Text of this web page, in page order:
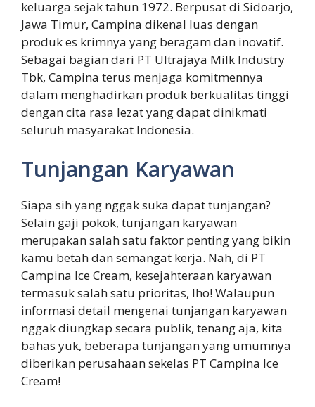
keluarga sejak tahun 1972. Berpusat di Sidoarjo,
Jawa Timur, Campina dikenal luas dengan
produk es krimnya yang beragam dan inovatif.
Sebagai bagian dari PT Ultrajaya Milk Industry
Tbk, Campina terus menjaga komitmennya
dalam menghadirkan produk berkualitas tinggi
dengan cita rasa lezat yang dapat dinikmati
seluruh masyarakat Indonesia.
Tunjangan Karyawan
Siapa sih yang nggak suka dapat tunjangan?
Selain gaji pokok, tunjangan karyawan
merupakan salah satu faktor penting yang bikin
kamu betah dan semangat kerja. Nah, di PT
Campina Ice Cream, kesejahteraan karyawan
termasuk salah satu prioritas, lho! Walaupun
informasi detail mengenai tunjangan karyawan
nggak diungkap secara publik, tenang aja, kita
bahas yuk, beberapa tunjangan yang umumnya
diberikan perusahaan sekelas PT Campina Ice
Cream!